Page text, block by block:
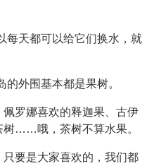
每天都可以给它们换水，就
的外围基本都是果树。
罗娜喜欢的释迦果、古伊
树……哦，茶树不算水果。
要是大家喜欢的，我们都